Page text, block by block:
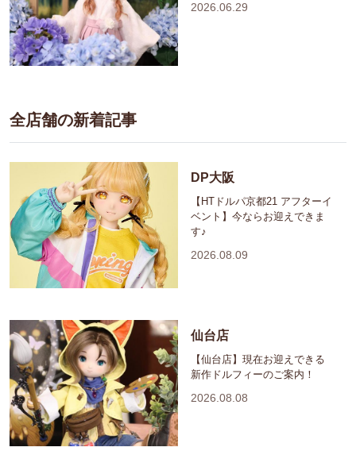
2026.06.29
全店舗の新着記事
DP大阪
【HTドルパ京都21 アフターイ
ベント】今ならお迎えできま
す♪
2026.08.09
仙台店
【仙台店】現在お迎えできる
新作ドルフィーのご案内！
2026.08.08